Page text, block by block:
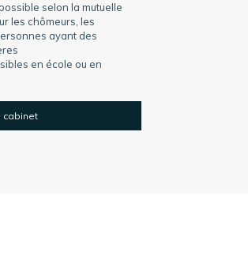
selon la mutuelle
les chômeurs, les
ayant des
en école ou en
cabinet